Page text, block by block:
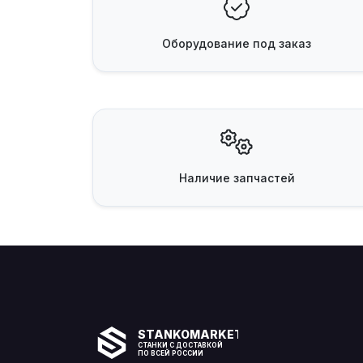
Оборудование под заказ
Наличие запчастей
STANKOMARKET
СТАНКИ С ДОСТАВКОЙ
ПО ВСЕЙ РОССИИ